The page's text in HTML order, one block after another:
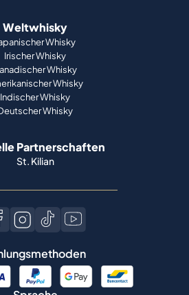
Weltwhisky
Whisky
Irischer Whisky
Whisky
Whisky
Indischer Whisky
Whisky
Partnerschaften
St. Kilian